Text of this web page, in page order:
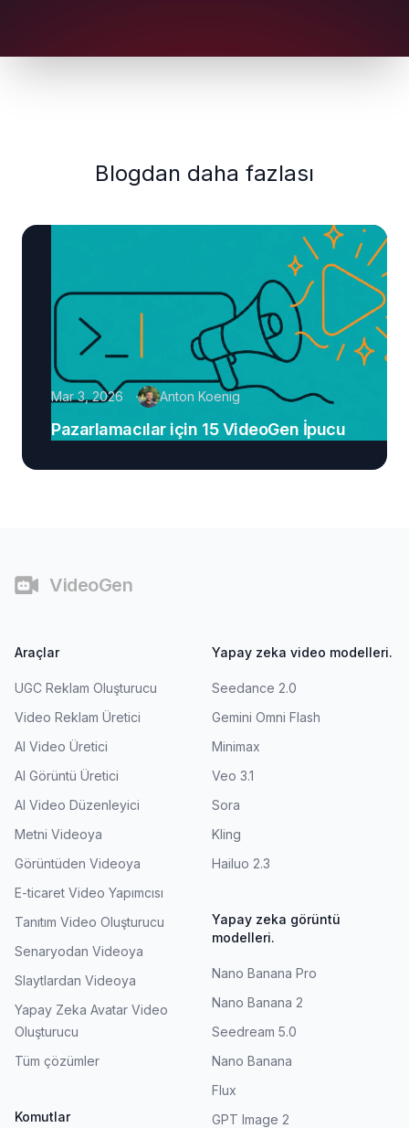
Blogdan daha fazlası
Mar 3, 2026 Anton Koenig
Pazarlamacılar için 15 VideoGen İpucu
VideoGen
Araçlar
UGC Reklam Oluşturucu
Video Reklam Üretici
AI Video Üretici
AI Görüntü Üretici
AI Video Düzenleyici
Metni Videoya
Görüntüden Videoya
E-ticaret Video Yapımcısı
Tanıtım Video Oluşturucu
Senaryodan Videoya
Slaytlardan Videoya
Yapay Zeka Avatar Video
Oluşturucu
Tüm çözümler
Komutlar
Yapay zeka video modelleri.
Seedance 2.0
Gemini Omni Flash
Minimax
Veo 3.1
Sora
Kling
Hailuo 2.3
Yapay zeka görüntü
modelleri.
Nano Banana Pro
Nano Banana 2
Seedream 5.0
Nano Banana
Flux
GPT Image 2